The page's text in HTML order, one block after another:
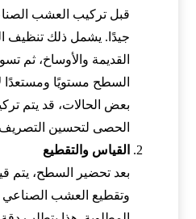
قبل تركيب العشب
جيدًا. يشمل ذلك تنظيف
القديمة والأوساخ، ثم
السطح مستويًا
بعض الحالات، قد يتم
الحصى لتحسين
القياس والتقطيع
بعد تحضير السطح، يتم
وتقطيع العشب الصناعي